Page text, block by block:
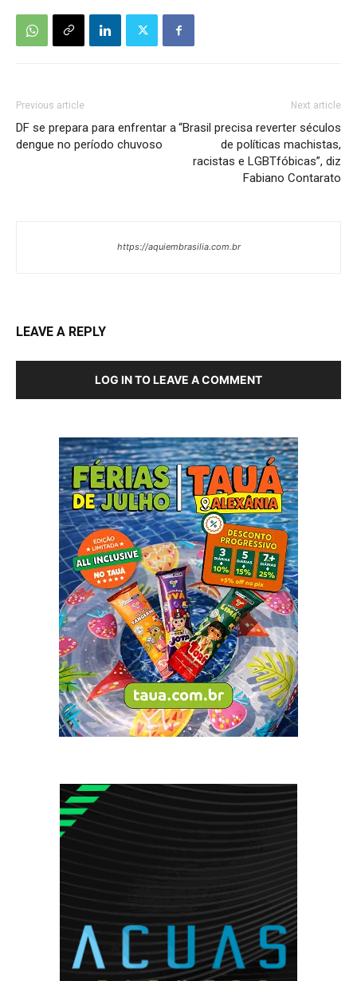
Previous article
DF se prepara para enfrentar a
dengue no período chuvoso
Next article
“Brasil precisa reverter séculos
de políticas machistas,
racistas e LGBTfóbicas”, diz
Fabiano Contarato
https://aquiembrasilia.com.br
LEAVE A REPLY
LOG IN TO LEAVE A COMMENT